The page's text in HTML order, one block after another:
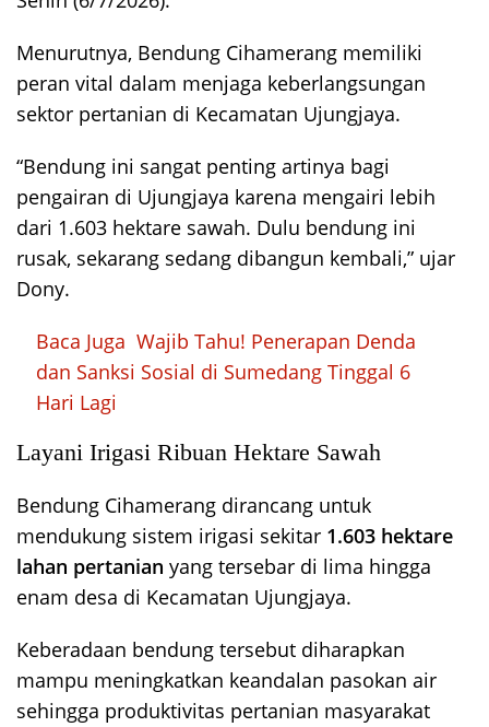
Menurutnya, Bendung Cihamerang memiliki
peran vital dalam menjaga keberlangsungan
sektor pertanian di Kecamatan Ujungjaya.
“Bendung ini sangat penting artinya bagi
pengairan di Ujungjaya karena mengairi lebih
dari 1.603 hektare sawah. Dulu bendung ini
rusak, sekarang sedang dibangun kembali,” ujar
Dony.
Baca Juga Wajib Tahu! Penerapan Denda
dan Sanksi Sosial di Sumedang Tinggal 6
Hari Lagi
Layani Irigasi Ribuan Hektare Sawah
Bendung Cihamerang dirancang untuk
mendukung sistem irigasi sekitar 1.603 hektare
lahan pertanian yang tersebar di lima hingga
enam desa di Kecamatan Ujungjaya.
Keberadaan bendung tersebut diharapkan
mampu meningkatkan keandalan pasokan air
sehingga produktivitas pertanian masyarakat